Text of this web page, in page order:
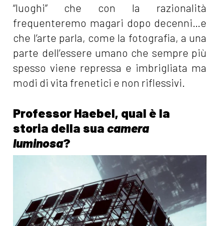
“luoghi” che con la razionalità
frequenteremo magari dopo decenni…e
che l’arte parla, come la fotografia, a una
parte dell’essere umano che sempre più
spesso viene repressa e imbrigliata ma
modi di vita frenetici e non riflessivi.
Professor Haebel, qual è la
storia della suacamera
luminosa?